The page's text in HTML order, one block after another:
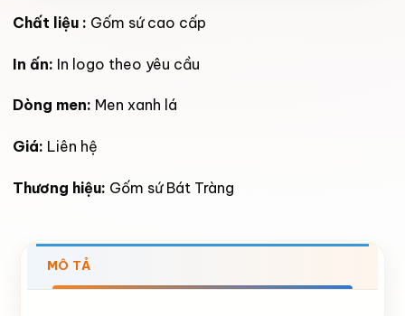
Chất liệu : Gốm sứ cao cấp
In ấn: In logo theo yêu cầu
Dòng men: Men xanh lá
Giá: Liên hệ
Thương hiệu: Gốm sứ Bát Tràng
MÔ TẢ